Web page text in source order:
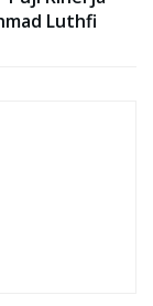
Luthfi